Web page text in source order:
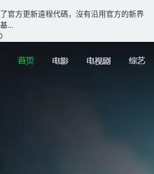
官方更新遠程代碼，沒有沿用官方的新界
...